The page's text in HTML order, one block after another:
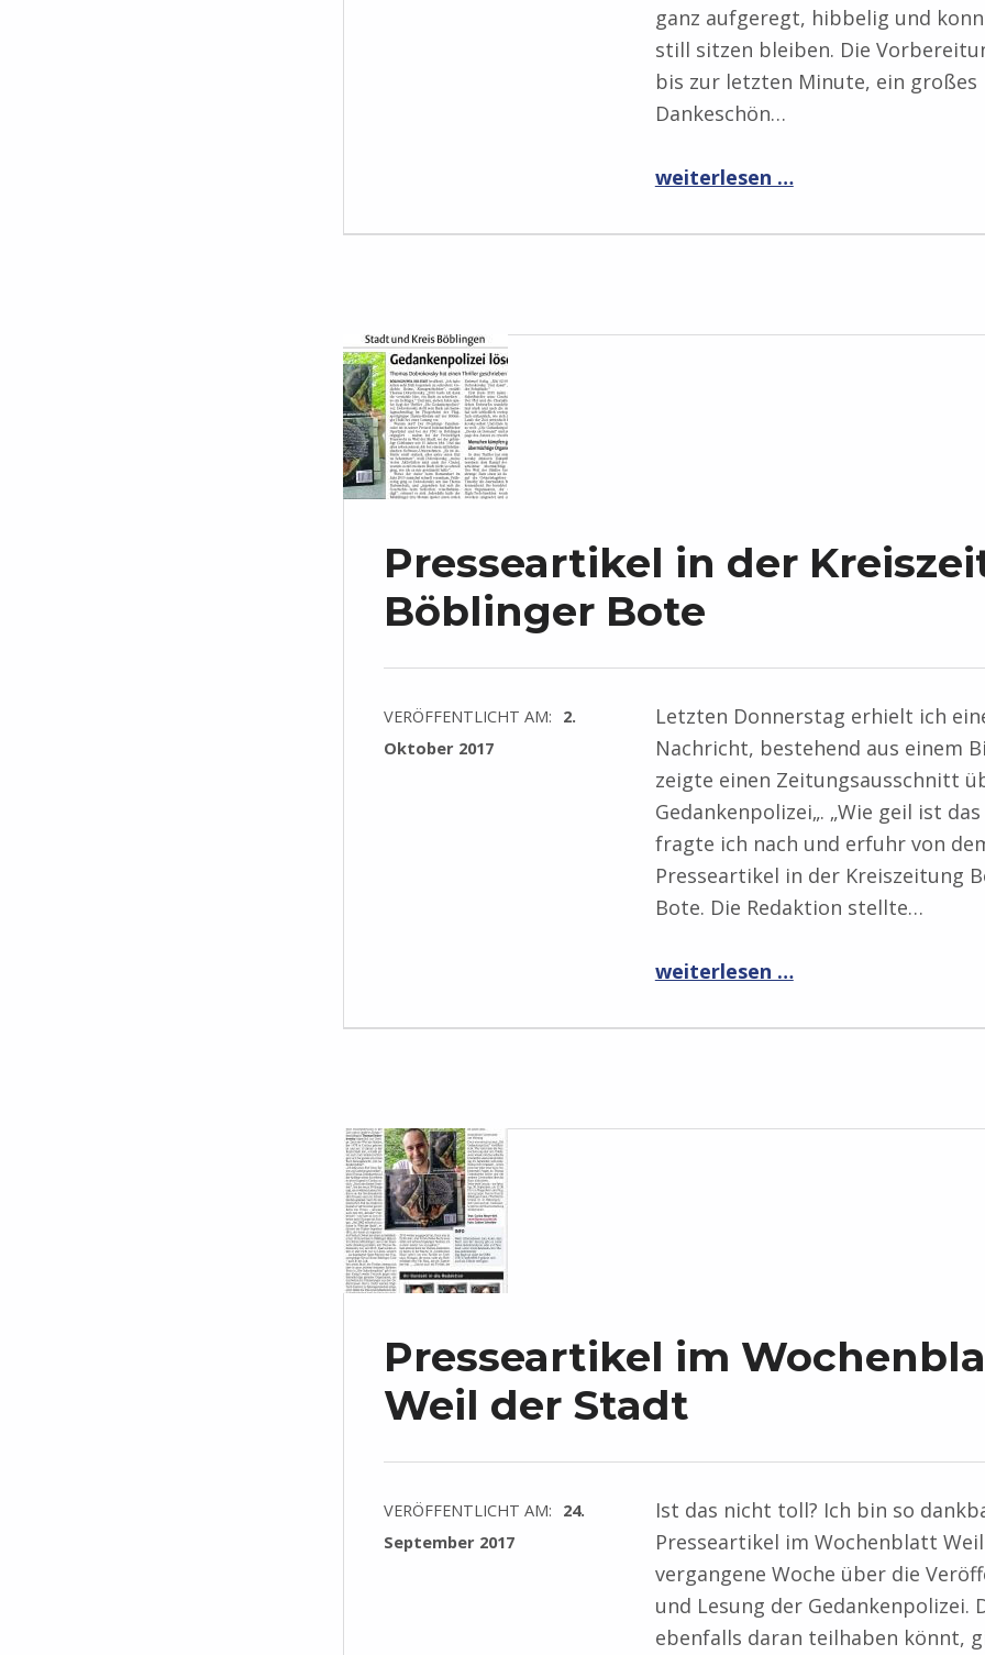
ganz aufgeregt, hibbelig und
still sitzen bleiben. Die
bis zur letzten Minute, ein großes
Dankeschön…
“Veröffentlichungsparty am 30. September 2017”
weiterlesen …
Presseartikel in der
Böblinger Bote
VERÖFFENTLICHT AM: 2.
Oktober 2017
Letzten Donnerstag erhielt ich
Nachricht, bestehend aus einem
zeigte einen Zeitungsausschnitt
Gedankenpolizei„. „Wie geil ist das
fragte ich nach und erfuhr von
Presseartikel in der Kreiszeitung
Bote. Die Redaktion stellte…
“Presseartikel in der Kreiszeitung Böblinger Bote”
weiterlesen …
Presseartikel im
Weil der Stadt
VERÖFFENTLICHT AM: 24.
September 2017
Ist das nicht toll? Ich bin so
Presseartikel im Wochenblatt
vergangene Woche über die
und Lesung der Gedankenpolizei.
ebenfalls daran teilhaben könnt,